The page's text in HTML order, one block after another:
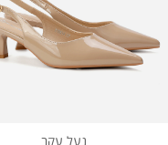
נעל עקב